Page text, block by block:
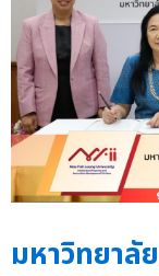
มหาวิทยาลั